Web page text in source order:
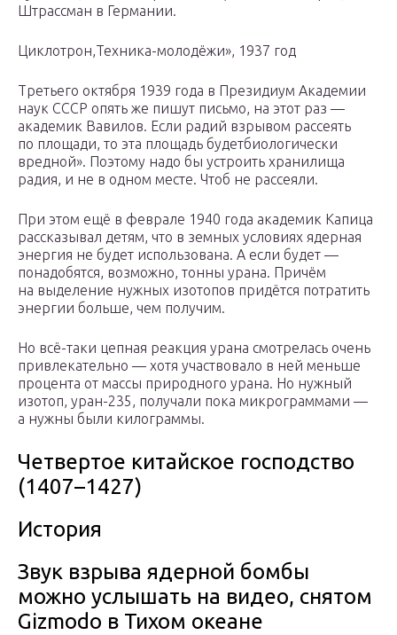
Штрассман в Германии.
Циклотрон,Техника-молодёжи», 1937 год
Третьего октября 1939 года в Президиум Академии
наук СССР опять же пишут письмо, на этот раз —
академик Вавилов. Если радий взрывом рассеять
по площади, то эта площадь будетбиологически
вредной». Поэтому надо бы устроить хранилища
радия, и не в одном месте. Чтоб не рассеяли.
При этом ещё в феврале 1940 года академик Капица
рассказывал детям, что в земных условиях ядерная
энергия не будет использована. А если будет —
понадобятся, возможно, тонны урана. Причём
на выделение нужных изотопов придётся потратить
энергии больше, чем получим.
Но всё-таки цепная реакция урана смотрелась очень
привлекательно — хотя участвовало в ней меньше
процента от массы природного урана. Но нужный
изотоп, уран-235, получали пока микрограммами —
а нужны были килограммы.
Четвертое китайское господство
(1407–1427)
История
Звук взрыва ядерной бомбы
можно услышать на видео, снятом
Gizmodo в Тихом океане